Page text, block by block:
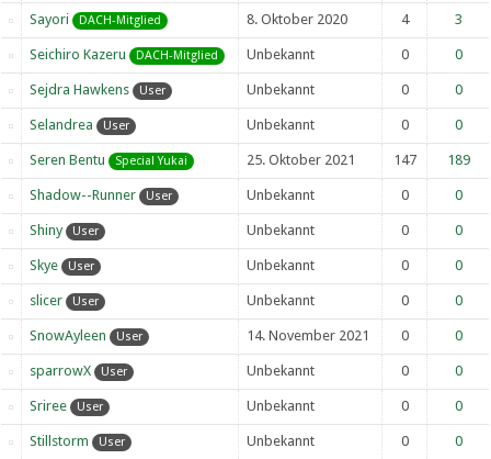
Sayori DACH-Mitglied 8. Oktober 2020 4 3
Seichiro Kazeru DACH-Mitglied Unbekannt 0 0
Sejdra Hawkens User Unbekannt 0 0
Selandrea User Unbekannt 0 0
Seren Bentu Special Yukai 25. Oktober 2021 147 189
Shadow--Runner User Unbekannt 0 0
Shiny User Unbekannt 0 0
Skye User Unbekannt 0 0
slicer User Unbekannt 0 0
SnowAyleen User 14. November 2021 0 0
sparrowX User Unbekannt 0 0
Sriree User Unbekannt 0 0
Stillstorm User Unbekannt 0 0